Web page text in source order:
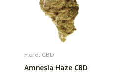
Flores CBD
Amnesia Haze CBD